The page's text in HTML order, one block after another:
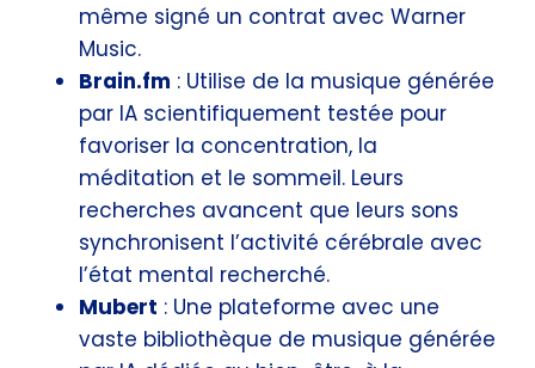
même signé un contrat avec Warner
Music.
Brain.fm : Utilise de la musique générée
par IA scientifiquement testée pour
favoriser la concentration, la
méditation et le sommeil. Leurs
recherches avancent que leurs sons
synchronisent l’activité cérébrale avec
l’état mental recherché.
Mubert : Une plateforme avec une
vaste bibliothèque de musique générée